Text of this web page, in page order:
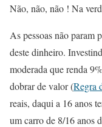
Não, não, não ! Na
As pessoas não param
deste dinheiro.
moderada que renda
dobrar de valor (Regra
reais, daqui a 16 anos
um carro de 8/16 anos